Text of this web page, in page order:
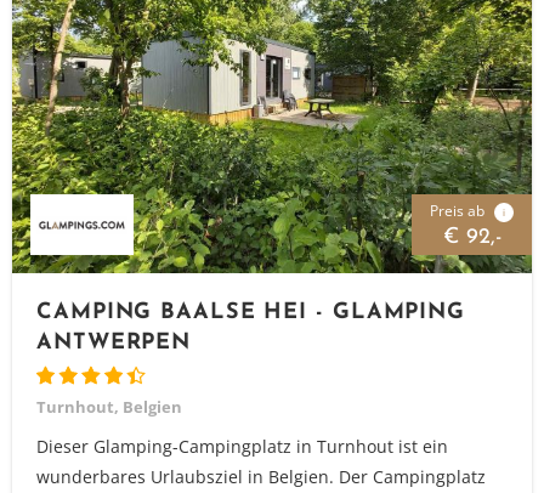
Preis ab i
€ 92,-
CAMPING BAALSE HEI - GLAMPING
ANTWERPEN
Turnhout, Belgien
Dieser Glamping-Campingplatz in Turnhout ist ein
wunderbares Urlaubsziel in Belgien. Der Campingplatz